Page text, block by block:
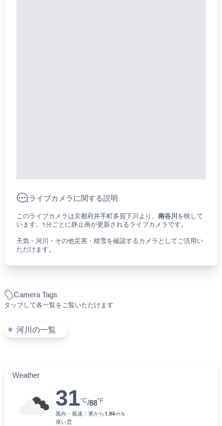
Camera Tags
タップして各一覧をご覧いただけます
河川の一覧
Weather
31°C/88°F
風向・風速： 東から1.94ｍ/s
厚い雲
ライブカメラに関する説明
このライブカメラは京都府井手町多賀下川より、 南谷川を映して
います。1分ごとに静止画が更新されるライブカメラです。
天気・河川・その他災害・積雪を確認するカメラとしてご活用い
ただけます。